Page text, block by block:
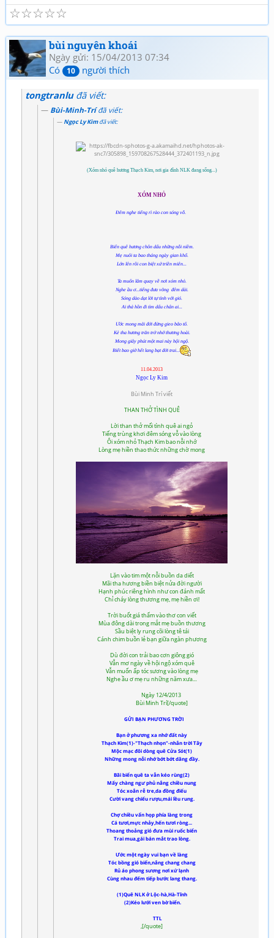
☆
☆
☆
☆
☆
bùi nguyên khoái
Ngày gửi: 15/04/2013 07:34
Có
10 người thích
tongtranluđã viết:
Bùi-Minh-Tríđã viết:
Ngọc Ly Kimđã viết:
(Xóm nhỏ quê hương Thạch Kim, nơi gia đình NLK đang sống...)
XÓM NHỎ
Đêm nghe tiếng rì rào con sóng vỗ.
Biển quê hương chôn dấu những nỗi niềm.
Mẹ nuôi ta bao tháng ngày gian khổ.
Lớn lên rồi con biệt xứ triền miên...
Ta muốn lắm quay về nơi xóm nhỏ.
Nghe ầu ơ...tiếng đưa võng đêm dài.
Sóng dào dạt lời tự tình với gió.
Ai thả hồn đi tìm dấu chân ai...
Ước mong mãi đời đừng gieo bão tố.
Kẻ tha hương trăn trở nhớ thương hoài.
Mong giây phút một mai này hội ngộ.
Biết bao giờ hết lang bạt đời trai...
11.04.2013
Ngọc Ly Kim
Bùi Minh Trí viết
THAN THỞ TÌNH QUÊ
Lời than thở mối tình quê ai ngỏ
Tiếng trùng khơi đêm sóng vỗ vào lòng
Ôi xóm nhỏ Thạch Kim bao nỗi nhớ
Lòng mẹ hiền thao thức những chờ mong
Lặn vào tim một nỗi buồn da diết
Mãi tha hương biền biệt nửa đời người
Hạnh phúc riêng hình như con đánh mất
Chỉ cháy lòng thương mẹ, mẹ hiền ơi!
Trời buốt giá thấm vào thơ con viết
Mùa đông dài trong mắt mẹ buồn thương
Sầu biệt ly rung cõi lòng tê tái
Cánh chim buồn lẻ bạn giữa ngàn phương
Dù đời con trải bao cơn giông gió
Vẫn mơ ngày về hội ngộ xóm quê
Vẫn muốn ấp tóc sương vào lòng mẹ
Nghe ầu ơ mẹ ru những năm xưa…
Ngày 12/4/2013
Bùi Minh Trí[/quote]
GỬI BẠN PHƯƠNG TRỜI
Bạn ở phương xa nhớ đất này
Thạch Kim(1)-"Thạch nhọn"-nhắn trời Tây
Mộc mạc đôi dòng quê Cửa Sót(1)
Những mong nỗi nhớ bớt bớt dâng đầy.
Bãi biển quê ta vẫn kéo rùng(2)
Mấy chàng ngư phủ nắng chiều nung
Tóc xoắn rễ tre,da đồng điếu
Cười vang chiếu rượu,mái lều rung.
Chợ chiều vẩn họp phía làng trong
Cá tươi,mực nhảy,hến tươi ròng...
Thoang thoảng gió đưa mùi ruốc biển
Trai mua,gái bán mắt trao lòng.
Ước một ngày vui bạn về làng
Tóc bồng gió biển,nắng chang chang
Rủ áo phong sương nơi xứ lạnh
Cùng nhau đếm tiếp bước lang thang.
(1)Quê NLK ở Lộc-hà,Hà-Tĩnh
(2)Kéo lưới ven bờ biển.
TTL
,[/quote]